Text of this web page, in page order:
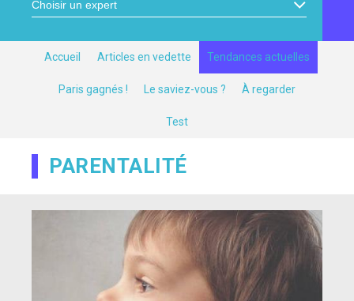
Accueil Articles en vedette Tendances actuelles
Paris gagnés ! Le saviez-vous ? À regarder
Test
PARENTALITÉ